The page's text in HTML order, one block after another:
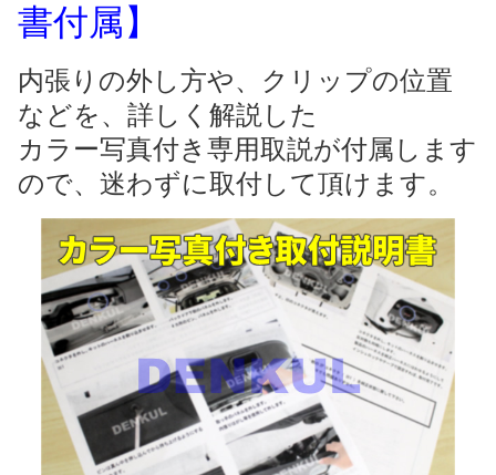
書付属】
内張りの外し方や、クリップの位置
などを、詳しく解説した
カラー写真付き専用取説が付属します
ので、迷わずに取付して頂けます。